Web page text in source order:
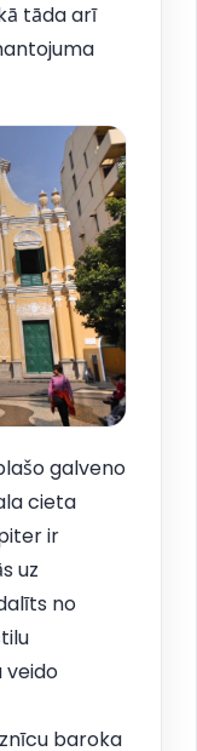
tāda arī
galveno
cieta
ir
uz
no
veido
baroka